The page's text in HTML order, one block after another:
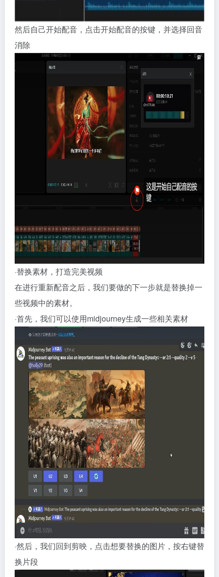
然后自己开始配音，点击开始配音的按键，并选择回音
消除
·替换素材，打造完美视频
在进行重新配音之后，我们要做的下一步就是替换掉一
些视频中的素材。
·首先，我们可以使用midjourney生成一些相关素材
·然后，我们回到剪映，点击想要替换的图片，按右键替
换片段